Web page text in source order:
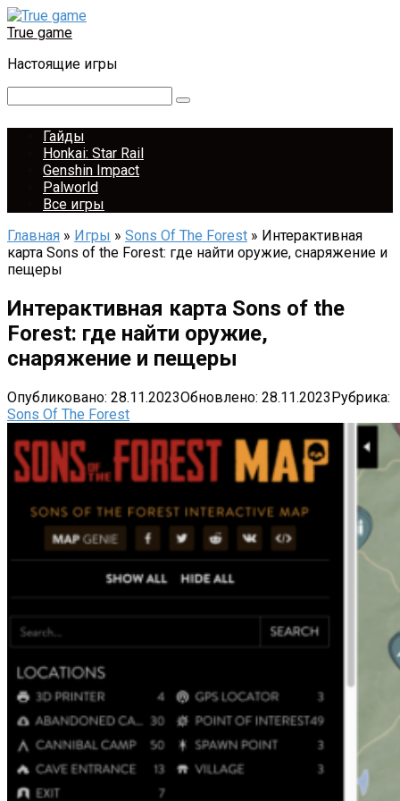
Перейти
к
True game
Настоящие игры
Гайды
Honkai: Star Rail
Genshin Impact
Palworld
Все игры
Главная » Игры » Sons Of The Forest » Интерактивная
карта Sons of the Forest: где найти оружие, снаряжение и
пещеры
Интерактивная карта Sons of the
Forest: где найти оружие,
снаряжение и пещеры
Опубликовано: 28.11.2023Обновлено: 28.11.2023Рубрика:
Sons Of The Forest